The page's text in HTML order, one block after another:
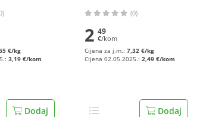
€/kg
3,19 €/kom
Dodaj
(0)
2 49
€/kom
Cijena za j.m.: 7,32 €/kg
Cijena 02.05.2025.: 2,49 €/kom
Dodaj